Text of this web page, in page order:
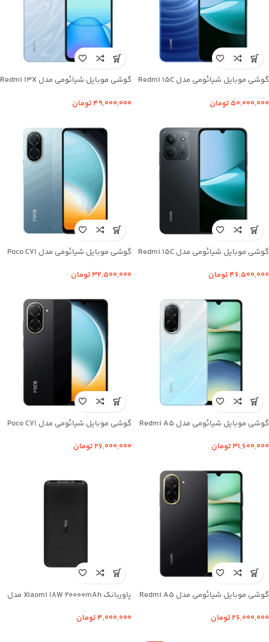
گوشی موبایل شیائومی مدل Redmi 15C
۵۰,۰۰۰,۰۰۰تومان
گوشی موبایل شیائومی مدل Redmi 13X
۴۹,۰۰۰,۰۰۰تومان
گوشی موبایل شیائومی مدل Redmi 15C
۴۶,۵۰۰,۰۰۰تومان
گوشی موبایل شیائومی مدل Poco C71
۳۲,۵۰۰,۰۰۰تومان
گوشی موبایل شیائومی مدل Redmi A5
۳۱,۶۰۰,۰۰۰تومان
گوشی موبایل شیائومی مدل Poco C71
۲۶,۰۰۰,۰۰۰تومان
گوشی موبایل شیائومی مدل Redmi A5
۲۶,۰۰۰,۰۰۰تومان
پاوربانک Xiaomi 18W 20000mAh مدل
۴,۰۰۰,۰۰۰تومان